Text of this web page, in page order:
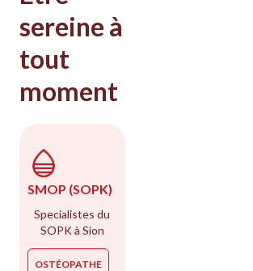
sereine à
tout
moment
SMOP (SOPK)
Specialistes du
SOPK à Sion
OSTÉOPATHE